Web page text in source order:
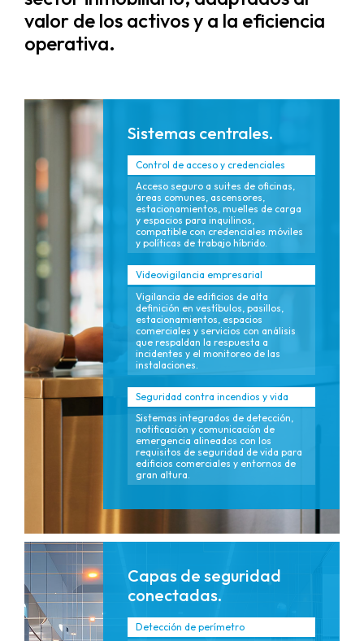
valor de los activos y a la eficiencia
operativa.
Sistemas centrales.
Control de acceso y credenciales
Acceso seguro a suites de oficinas,
áreas comunes, ascensores,
estacionamientos, muelles de carga
y espacios para inquilinos,
compatible con credenciales móviles
y políticas de trabajo híbrido.
Videovigilancia empresarial
Vigilancia de edificios de alta
definición en vestíbulos, pasillos,
estacionamientos, espacios
comerciales y servicios con análisis
que respaldan la respuesta a
incidentes y el monitoreo de las
instalaciones.
Seguridad contra incendios y vida
Sistemas integrados de detección,
notificación y comunicación de
emergencia alineados con los
requisitos de seguridad de vida para
edificios comerciales y entornos de
gran altura.
Capas de seguridad
conectadas.
Detección de perímetro